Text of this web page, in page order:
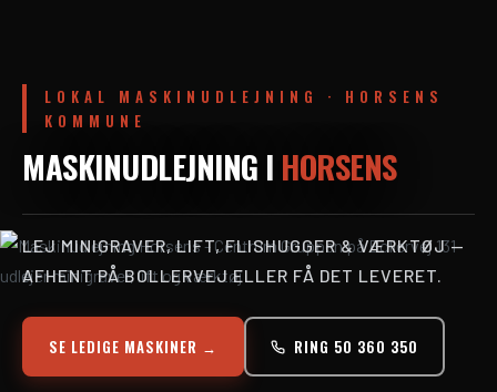
LOKAL MASKINUDLEJNING · HORSENS
KOMMUNE
MASKINUDLEJNING I HORSENS
LEJ MINIGRAVER, LIFT, FLISHUGGER & VÆRKTØJ —
AFHENT PÅ BOLLERVEJ ELLER FÅ DET LEVERET.
SE LEDIGE MASKINER → RING 50 360 350